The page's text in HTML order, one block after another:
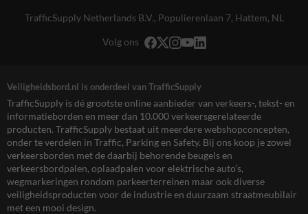
TrafficSupply Netherlands B.V., Populierenlaan 7, Hattem, NL
Volg ons
Veiligheidsbord.nl is onderdeel van TrafficSupply
TrafficSupply is dé grootste online aanbieder van verkeers-, tekst- en
informatieborden en meer dan 10.000 verkeersgerelateerde
producten. TrafficSupply bestaat uit meerdere webshopconcepten,
onder te verdelen in Traffic, Parking en Safety. Bij ons koop je zowel
verkeersborden met de daarbij behorende beugels en
verkeersbordpalen, oplaadpalen voor elektrische auto’s,
wegmarkeringen rondom parkeerterreinen maar ook diverse
veiligheidsproducten voor de industrie en duurzaam straatmeubilair
met een mooi design.